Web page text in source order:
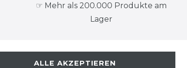
☞ Mehr als 200.000 Produkte am
Lager
ALLE AKZEPTIEREN